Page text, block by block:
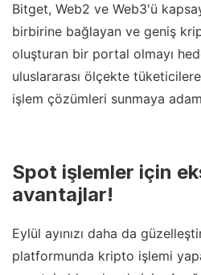
Bitget, Web2 ve Web3'ü
birbirine bağlayan ve geniş
oluşturan bir portal olmayı
uluslararası ölçekte
işlem çözümleri sunmaya
Spot işlemler için
avantajlar!
Eylül ayınızı daha da
platformunda kripto işlemi